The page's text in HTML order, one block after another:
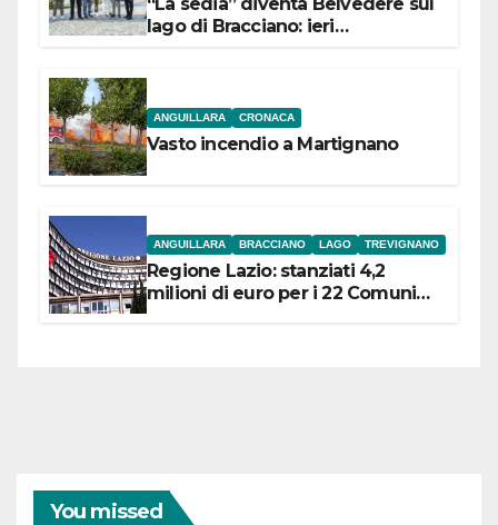
lago di Bracciano: ieri
ANGUILLARA CRONACA
Vasto incendio a Martignano
ANGUILLARA BRACCIANO LAGO TREVIGNANO
Regione Lazio: stanziati 4,2
milioni di euro per i 22 Comuni
You missed